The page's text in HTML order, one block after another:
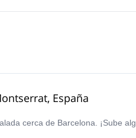
España
cerca de Barcelona. ¡Sube